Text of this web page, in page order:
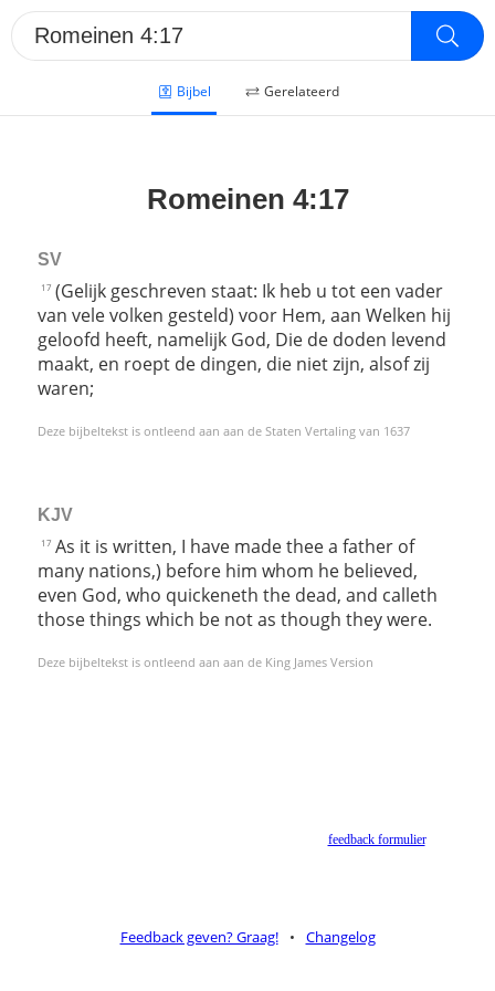
Bijbel Gerelateerd
Romeinen 4:17
SV
17 (Gelijk geschreven staat: Ik heb u tot een vader
van vele volken gesteld) voor Hem, aan Welken hij
geloofd heeft, namelijk God, Die de doden levend
maakt, en roept de dingen, die niet zijn, alsof zij
waren;
Deze bijbeltekst is ontleend aan aan de Staten Vertaling van 1637
KJV
17 As it is written, I have made thee a father of
many nations,) before him whom he believed,
even God, who quickeneth the dead, and calleth
those things which be not as though they were.
Deze bijbeltekst is ontleend aan aan de King James Version
feedback formulier.
Feedback geven? Graag! • Changelog